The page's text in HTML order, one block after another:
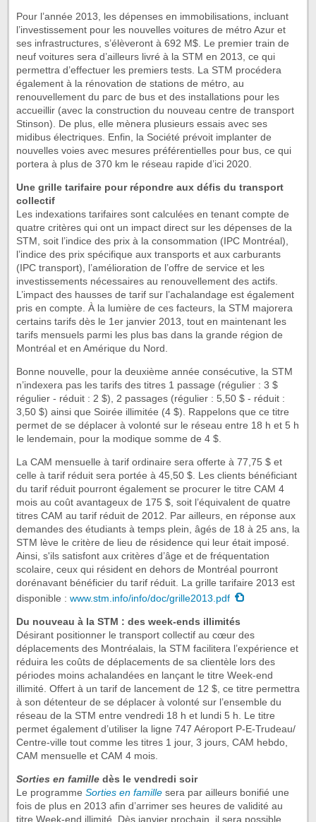
Pour l’année 2013, les dépenses en immobilisations, incluant
l’investissement pour les nouvelles voitures de métro Azur et
ses infrastructures, s’élèveront à 692 M$. Le premier train de
neuf voitures sera d’ailleurs livré à la STM en 2013, ce qui
permettra d’effectuer les premiers tests. La STM procédera
également à la rénovation de stations de métro, au
renouvellement du parc de bus et des installations pour les
accueillir (avec la construction du nouveau centre de transport
Stinson). De plus, elle mènera plusieurs essais avec ses
midibus électriques. Enfin, la Société prévoit implanter de
nouvelles voies avec mesures préférentielles pour bus, ce qui
portera à plus de 370 km le réseau rapide d’ici 2020.
Une grille tarifaire pour répondre aux défis du transport
collectif
Les indexations tarifaires sont calculées en tenant compte de
quatre critères qui ont un impact direct sur les dépenses de la
STM, soit l’indice des prix à la consommation (IPC Montréal),
l’indice des prix spécifique aux transports et aux carburants
(IPC transport), l’amélioration de l’offre de service et les
investissements nécessaires au renouvellement des actifs.
L’impact des hausses de tarif sur l’achalandage est également
pris en compte. À la lumière de ces facteurs, la STM majorera
certains tarifs dès le 1er janvier 2013, tout en maintenant les
tarifs mensuels parmi les plus bas dans la grande région de
Montréal et en Amérique du Nord.
Bonne nouvelle, pour la deuxième année consécutive, la STM
n’indexera pas les tarifs des titres 1 passage (régulier : 3 $
régulier - réduit : 2 $), 2 passages (régulier : 5,50 $ - réduit :
3,50 $) ainsi que Soirée illimitée (4 $). Rappelons que ce titre
permet de se déplacer à volonté sur le réseau entre 18 h et 5 h
le lendemain, pour la modique somme de 4 $.
La CAM mensuelle à tarif ordinaire sera offerte à 77,75 $ et
celle à tarif réduit sera portée à 45,50 $. Les clients bénéficiant
du tarif réduit pourront également se procurer le titre CAM 4
mois au coût avantageux de 175 $, soit l’équivalent de quatre
titres CAM au tarif réduit de 2012. Par ailleurs, en réponse aux
demandes des étudiants à temps plein, âgés de 18 à 25 ans, la
STM lève le critère de lieu de résidence qui leur était imposé.
Ainsi, s'ils satisfont aux critères d’âge et de fréquentation
scolaire, ceux qui résident en dehors de Montréal pourront
dorénavant bénéficier du tarif réduit. La grille tarifaire 2013 est
disponible : www.stm.info/info/doc/grille2013.pdf
Du nouveau à la STM : des week-ends illimités
Désirant positionner le transport collectif au cœur des
déplacements des Montréalais, la STM facilitera l’expérience et
réduira les coûts de déplacements de sa clientèle lors des
périodes moins achalandées en lançant le titre Week-end
illimité. Offert à un tarif de lancement de 12 $, ce titre permettra
à son détenteur de se déplacer à volonté sur l’ensemble du
réseau de la STM entre vendredi 18 h et lundi 5 h. Le titre
permet également d’utiliser la ligne 747 Aéroport P-E-Trudeau/
Centre-ville tout comme les titres 1 jour, 3 jours, CAM hebdo,
CAM mensuelle et CAM 4 mois.
Sorties en famille dès le vendredi soir
Le programme Sorties en famille sera par ailleurs bonifié une
fois de plus en 2013 afin d’arrimer ses heures de validité au
titre Week-end illimité. Dès janvier prochain, il sera possible